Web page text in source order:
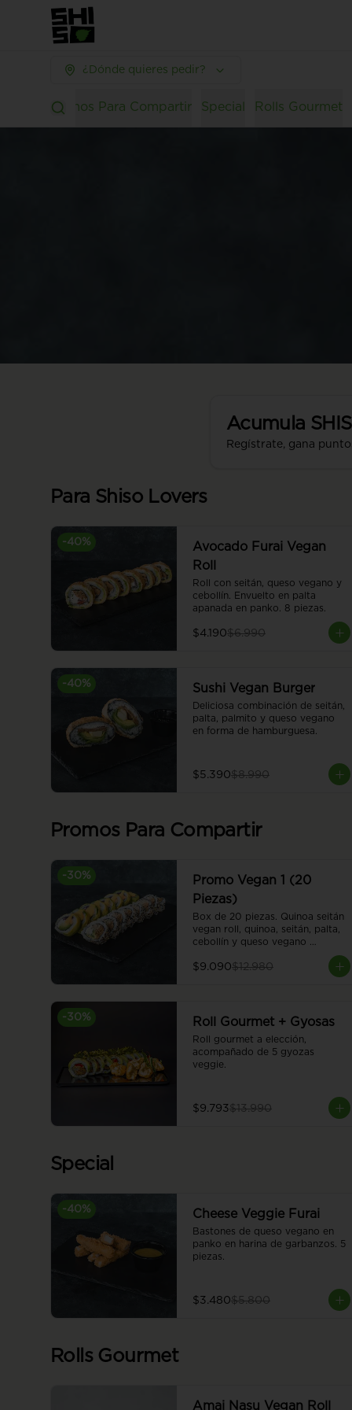
¿Dónde quieres pedir?
Promos Para Compartir Special Rolls Gourmet
Acumula
Regístrate, gana
Para Shiso Lovers
-40%
Avocado Furai Vegan
Roll
Roll con seitán, queso vegano y
cebollín. Envuelto en palta
apanada en panko. 8 piezas.
$4.190$6.990
-40% Sushi Vegan Burger
Deliciosa combinación de seitán,
palta, palmito y queso vegano
en forma de hamburguesa.
$5.390$8.990
Promos Para Compartir
-30%
Promo Vegan 1 (20
Piezas)
Box de 20 piezas. Quinoa seitán
vegan roll, quinoa, seitán, palta,
cebollín y queso vegano
honey vegan roll, camote en
honey vegana.
$9.090$12.980
-30% Roll Gourmet + Gyosas
Roll gourmet a elección,
acompañado de 5 gyozas
veggie.
$9.793$13.990
Special
-40% Cheese Veggie Furai
Bastones de queso vegano en
panko en harina de garbanzos. 5
piezas.
$3.480$5.800
Rolls Gourmet
Amai Nasu Vegan Roll